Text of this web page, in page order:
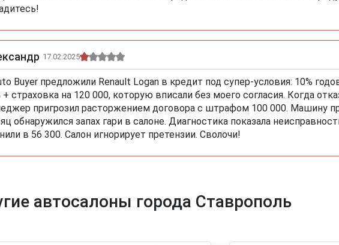
17.02.2025
Buyer предложили Renault Logan в кредит под супер-условия: 10%
+ страховка на 120 000, которую вписали без моего согласия. Когда
пригрозил расторжением договора с штрафом 100 000. Машину
обнаружился запах гари в салоне. Диагностика показала
в 56 300. Салон игнорирует претензии. Сволочи!
автосалоны города Ставрополь